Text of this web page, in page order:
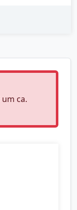
ca.